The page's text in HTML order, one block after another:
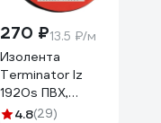
270 ₽13.5 ₽/м
Изолента
Terminator Iz
1920s ПВХ,
черная,
4.8(29)